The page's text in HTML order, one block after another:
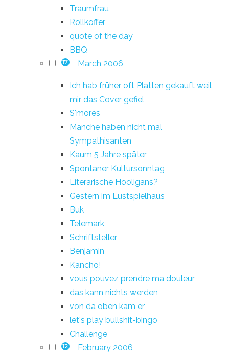
Traumfrau
Rollkoffer
quote of the day
BBQ
17 March 2006
Ich hab früher oft Platten gekauft weil
mir das Cover gefiel
S'mores
Manche haben nicht mal
Sympathisanten
Kaum 5 Jahre später
Spontaner Kultursonntag
Literarische Hooligans?
Gestern im Lustspielhaus
Buk
Telemark
Schriftsteller
Benjamin
Kancho!
vous pouvez prendre ma douleur
das kann nichts werden
von da oben kam er
let's play bullshit-bingo
Challenge
12 February 2006